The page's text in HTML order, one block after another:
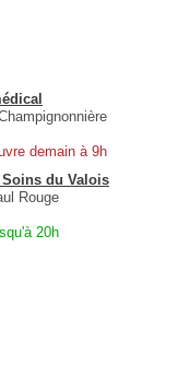
demain à 9h
Soins du Valois
Rouge
20h